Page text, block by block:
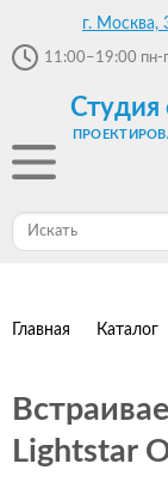
г. Москва,
11:00–19:00 пн-
Студия
Главная Каталог
Lightstar